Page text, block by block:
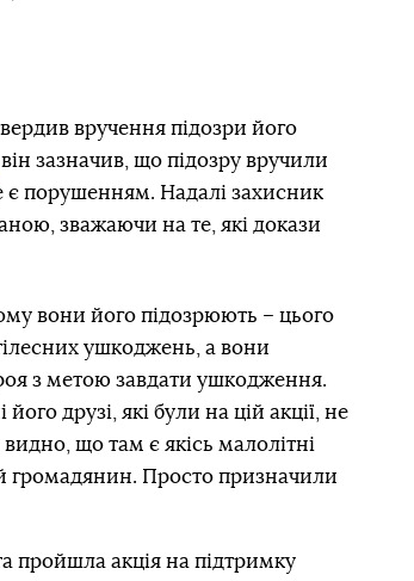
вручення підозри його
він зазначив, що підозру вручили
є порушенням. Надалі захисник
зважаючи на те, які докази
вони його підозрюють – цього
ушкоджень, а вони
з метою завдати ушкодження.
друзі, які були на цій акції, не
що там є якісь малолітні
громадянин. Просто призначили
пройшла акція на підтримку